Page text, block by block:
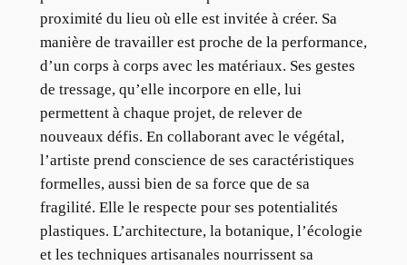
proximité du lieu où elle est invitée à créer. Sa
manière de travailler est proche de la performance,
d’un corps à corps avec les matériaux. Ses gestes
de tressage, qu’elle incorpore en elle, lui
permettent à chaque projet, de relever de
nouveaux défis. En collaborant avec le végétal,
l’artiste prend conscience de ses caractéristiques
formelles, aussi bien de sa force que de sa
fragilité. Elle le respecte pour ses potentialités
plastiques. L’architecture, la botanique, l’écologie
et les techniques artisanales nourrissent sa